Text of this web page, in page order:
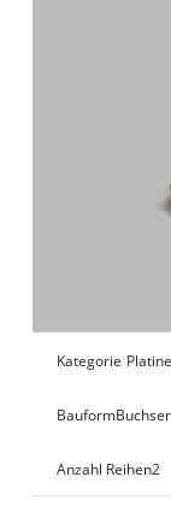
Kategorie
Bauform
Anzahl Reihen2